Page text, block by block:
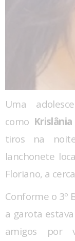
Uma
como
tiros na
lanchonete
Floriano, a
Conforme o 3º
a garota
amigos por